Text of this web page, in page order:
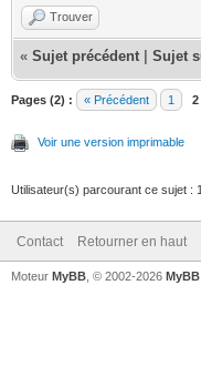
Trouver
« Sujet précédent Sujet
Pages (2) : « Précédent 1 2
Voir une version imprimable
Utilisateur(s) parcourant ce sujet :
Contact Retourner en haut
Moteur MyBB , © 2002-2026